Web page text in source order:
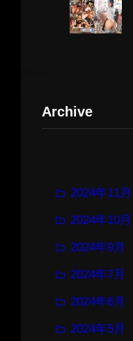
Archive
2024年11月
2024年10月
2024年9月
2024年7月
2024年6月
2024年5月